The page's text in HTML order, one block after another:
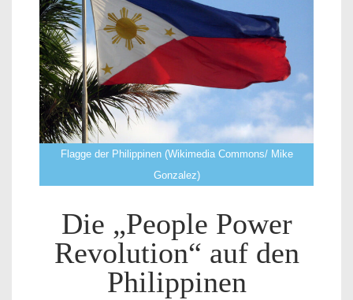
Flagge der Philippinen (Wikimedia Commons/ Mike
Gonzalez)
Die „People Power
Revolution“ auf den
Philippinen